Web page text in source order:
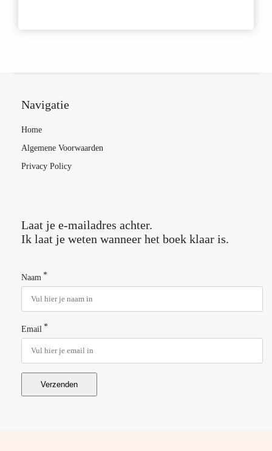
Navigatie
Home
Algemene Voorwaarden
Privacy Policy
Laat je e-mailadres achter.
Ik laat je weten wanneer het boek klaar is.
Naam *
Email *
Verzenden